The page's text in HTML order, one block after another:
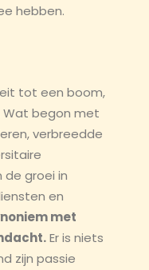
hebben.
tot een boom,
Wat begon met
verbreedde
groei in
en
met
Er is niets
zijn passie